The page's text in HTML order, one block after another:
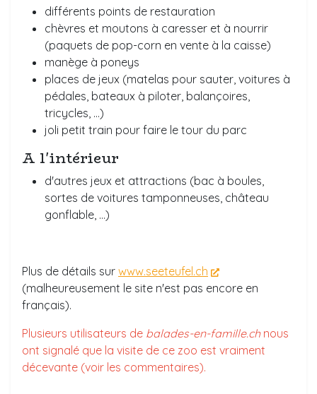
différents points de restauration
chèvres et moutons à caresser et à nourrir
(paquets de pop-corn en vente à la caisse)
manège à poneys
places de jeux (matelas pour sauter, voitures à
pédales, bateaux à piloter, balançoires,
tricycles, ...)
joli petit train pour faire le tour du parc
A l'intérieur
d'autres jeux et attractions (bac à boules,
sortes de voitures tamponneuses, château
gonflable, ...)
Plus de détails sur www.seeteufel.ch
(malheureusement le site n'est pas encore en
français).
Plusieurs utilisateurs de balades-en-famille.chnous
ont signalé que la visite de ce zoo est vraiment
décevante (voir les commentaires).